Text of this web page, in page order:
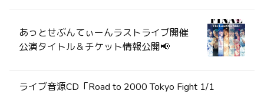
あっとせぶんてぃーんラストライブ開催
公演タイトル＆チケット情報公開📢
ライブ音源CD「Road to 2000 Tokyo Fight 1/1